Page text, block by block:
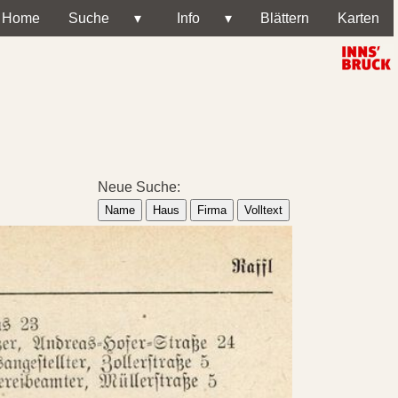
Home Suche ▾ Info ▾ Blättern Karten
Neue Suche:
Name Haus Firma Volltext